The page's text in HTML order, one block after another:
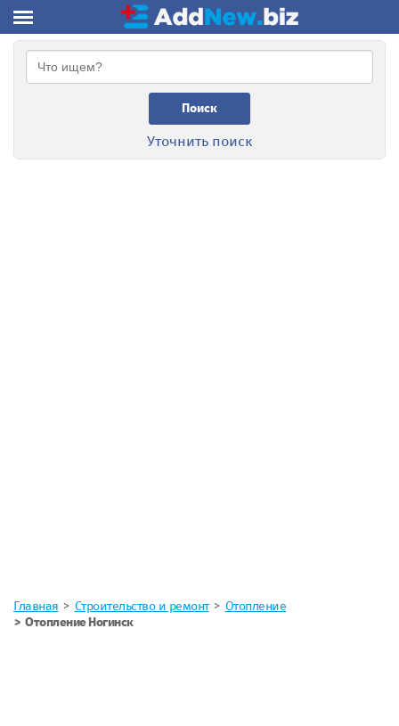
Поиск
Уточнить поиск
Главная Строительство и ремонт
Отопление
Отопление Ногинск